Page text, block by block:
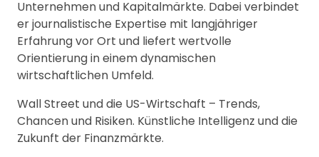
Unternehmen und Kapitalmärkte. Dabei verbindet
er journalistische Expertise mit langjähriger
Erfahrung vor Ort und liefert wertvolle
Orientierung in einem dynamischen
wirtschaftlichen Umfeld.
Wall Street und die US-Wirtschaft – Trends,
Chancen und Risiken. Künstliche Intelligenz und die
Zukunft der Finanzmärkte.